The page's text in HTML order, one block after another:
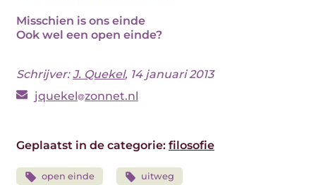
Misschien is ons einde
Ook wel een open einde?
Schrijver:J. Quekel, 14 januari 2013
jquekel zonnet.nl
Geplaatst in de categorie: filosofie
open einde uitweg